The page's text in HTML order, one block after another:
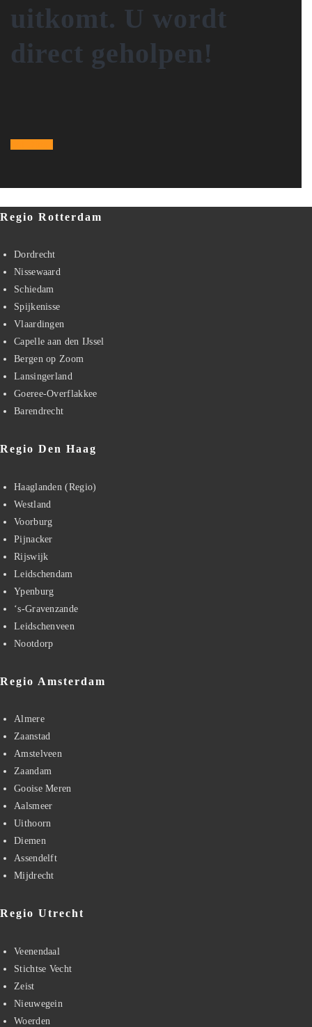
uitkomt. U wordt
direct geholpen!
Regio Rotterdam
Dordrecht
Nissewaard
Schiedam
Spijkenisse
Vlaardingen
Capelle aan den IJssel
Bergen op Zoom
Lansingerland
Goeree-Overflakkee
Barendrecht
Regio Den Haag
Haaglanden (Regio)
Westland
Voorburg
Pijnacker
Rijswijk
Leidschendam
Ypenburg
‘s-Gravenzande
Leidschenveen
Nootdorp
Regio Amsterdam
Almere
Zaanstad
Amstelveen
Zaandam
Gooise Meren
Aalsmeer
Uithoorn
Diemen
Assendelft
Mijdrecht
Regio Utrecht
Veenendaal
Stichtse Vecht
Zeist
Nieuwegein
Woerden